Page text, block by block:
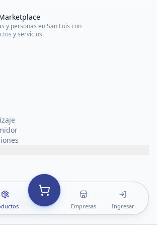
Empresas Ingresar
y personas en San Luis con
y servicios.
Marketplace